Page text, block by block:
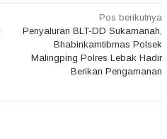
Pos berikutnya
Penyaluran BLT-DD Sukamanah,
Bhabinkamtibmas Polsek
Malingping Polres Lebak Hadir
Berikan Pengamanan